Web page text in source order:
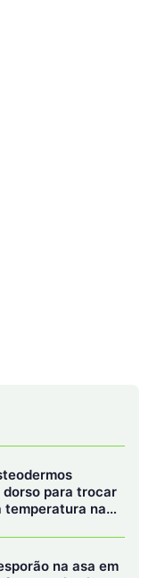
penumbra
lidar com
reduzidas. As